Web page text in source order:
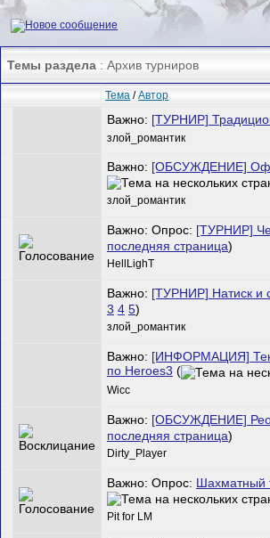
Темы раздела : Архив турниров
Тема /Автор
Важно: [ТУРНИР]
злой_романтик
Важно: [ОБСУЖДЕНИЕ]
злой_романтик
Важно: Опрос: [ТУРНИР]
последняя страница)
HellLighT
Важно: [ТУРНИР] Натиск и
3 4 5)
злой_романтик
Важно: [ИНФОРМАЦИЯ]
по Heroes3 (
Wicc
Важно: [ОБСУЖДЕНИЕ]
последняя страница)
Dirty_Player
Важно: Опрос: Шахматный
Pit for LM